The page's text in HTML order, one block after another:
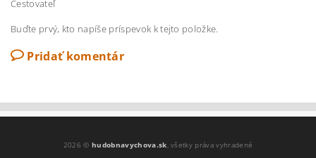
Cestovateľ
Buďte prvý, kto napíše príspevok k tejto položke.
Pridať komentár
2026 ©hudobnavychova.sk, všetky práva vyhradené